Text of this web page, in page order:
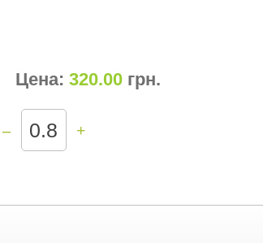
Цена: 320.00 грн.
– +